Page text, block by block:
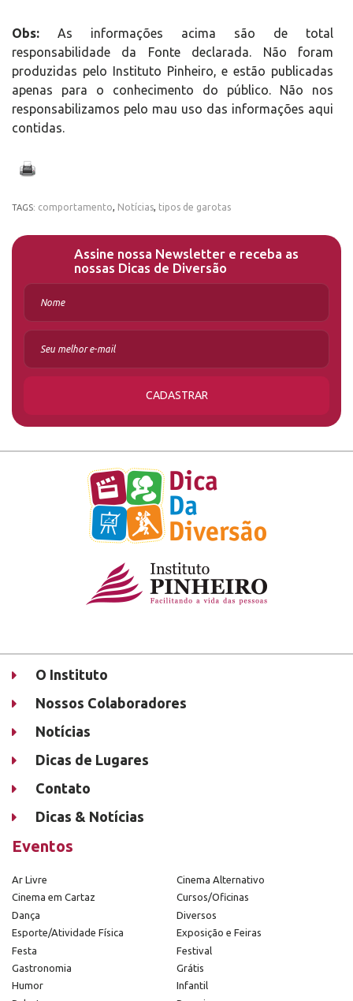
Obs: As informações acima são de total
responsabilidade da Fonte declarada. Não foram
produzidas pelo Instituto Pinheiro, e estão publicadas
apenas para o conhecimento do público. Não nos
responsabilizamos pelo mau uso das informações aqui
contidas.
TAGS: comportamento, Notícias, tipos de garotas
Assine nossa Newsletter e receba as
nossas Dicas de Diversão
CADASTRAR
O Instituto
Nossos Colaboradores
Notícias
Dicas de Lugares
Contato
Dicas & Notícias
Eventos
Ar Livre
Cinema Alternativo
Cinema em Cartaz
Cursos/Oficinas
Dança
Diversos
Esporte/Atividade Física
Exposição e Feiras
Festa
Festival
Gastronomia
Grátis
Humor
Infantil